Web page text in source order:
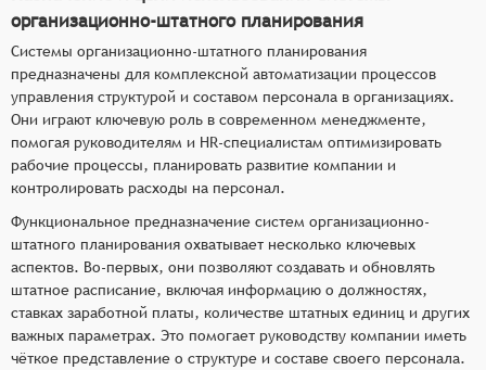
организационно-штатного планирования
Системы организационно-штатного планирования
предназначены для комплексной автоматизации процессов
управления структурой и составом персонала в организациях.
Они играют ключевую роль в современном менеджменте,
помогая руководителям и HR-специалистам оптимизировать
рабочие процессы, планировать развитие компании и
контролировать расходы на персонал.
Функциональное предназначение систем организационно-
штатного планирования охватывает несколько ключевых
аспектов. Во-первых, они позволяют создавать и обновлять
штатное расписание, включая информацию о должностях,
ставках заработной платы, количестве штатных единиц и других
важных параметрах. Это помогает руководству компании иметь
чёткое представление о структуре и составе своего персонала.